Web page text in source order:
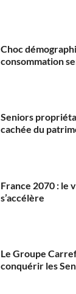
Choc
consommation
Seniors
cachée du
France 2070 : le
s’accélère
Le Groupe
conquérir les